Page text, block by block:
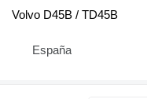
Volvo D45B / TD45B
España